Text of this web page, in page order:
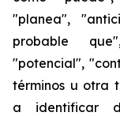
"planea",
probable
"potencial",
términos u otra
a identificar